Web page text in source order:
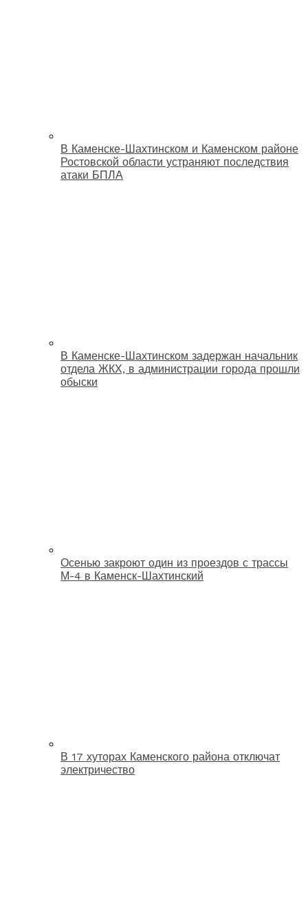
В Каменске-Шахтинском и Каменском районе
Ростовской области устраняют последствия
атаки БПЛА
В Каменске-Шахтинском задержан начальник
отдела ЖКХ, в администрации города прошли
обыски
Осенью закроют один из проездов с трассы
М-4 в Каменск-Шахтинский
В 17 хуторах Каменского района отключат
электричество